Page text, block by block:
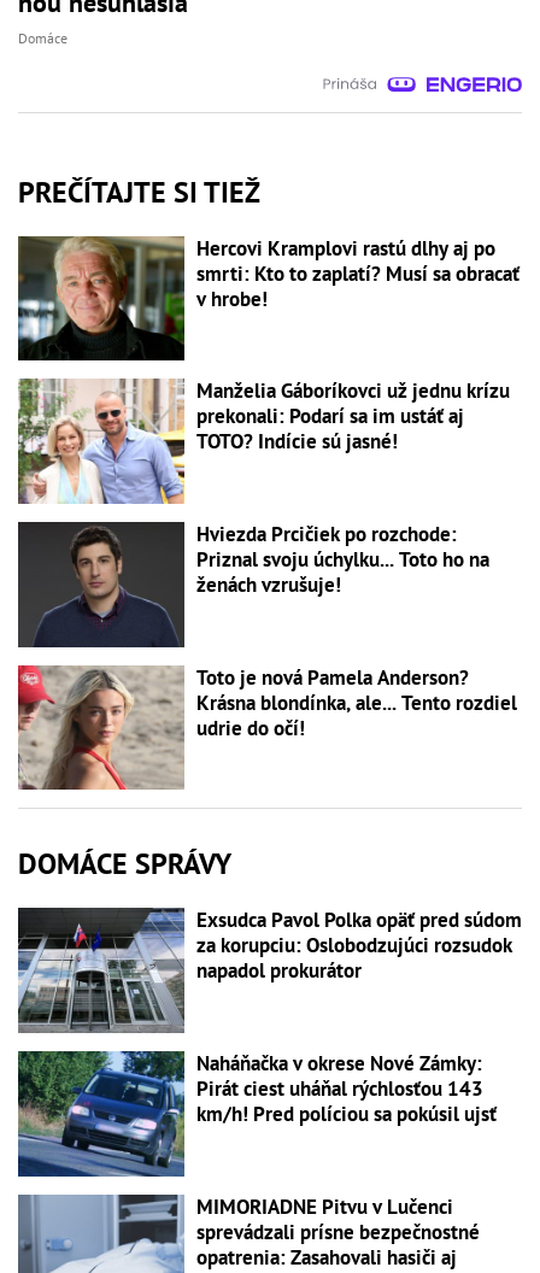
Domáce
PREČÍTAJTE SI TIEŽ
Hercovi Kramplovi rastú dlhy aj po
smrti: Kto to zaplatí? Musí sa obracať
v hrobe!
Manželia Gáboríkovci už jednu krízu
prekonali: Podarí sa im ustáť aj
TOTO? Indície sú jasné!
Hviezda Prcičiek po rozchode:
Priznal svoju úchylku... Toto ho na
ženách vzrušuje!
Toto je nová Pamela Anderson?
Krásna blondínka, ale... Tento rozdiel
udrie do očí!
DOMÁCE SPRÁVY
Exsudca Pavol Polka opäť pred súdom
za korupciu: Oslobodzujúci rozsudok
napadol prokurátor
Naháňačka v okrese Nové Zámky:
Pirát ciest uháňal rýchlosťou 143
km/h! Pred políciou sa pokúsil ujsť
MIMORIADNE Pitvu v Lučenci
sprevádzali prísne bezpečnostné
opatrenia: Zasahovali hasiči aj